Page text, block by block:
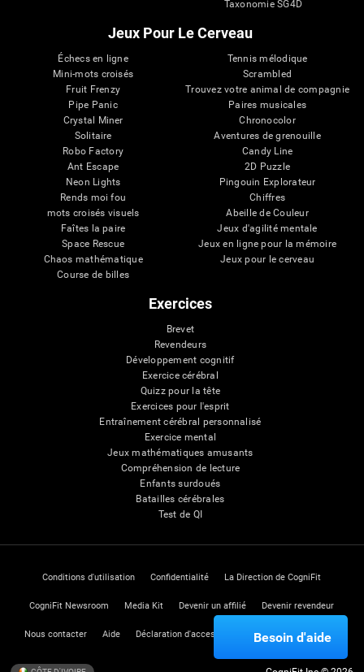
Taxonomie SG4D
Jeux Pour Le Cerveau
Échecs en ligne
Mini-mots croisés
Fruit Frenzy
Pipe Panic
Crystal Miner
Solitaire
Robo Factory
Ant Escape
Neon Lights
Rends moi fou
mots croisés visuels
Faîtes la paire
Space Rescue
Chaos mathématique
Course de billes
Tennis mélodique
Scrambled
Trouvez votre animal de compagnie
Paires musicales
Chronocolor
Aventures de grenouille
Candy Line
2D Puzzle
Pingouin Explorateur
Chiffres
Abeille de Couleur
Jeux d'agilité mentale
Jeux en ligne pour la mémoire
Jeux pour le cerveau
Exercices
Brevet
Revendeurs
Développement cognitif
Exercice cérébral
Quizz pour la tête
Exercices pour l'esprit
Entraînement cérébral personnalisé
Exercice mental
Jeux mathématiques amusants
Compréhension de lecture
Enfants surdoués
Batailles cérébrales
Test de QI
Conditions d'utilisation Confidentialité La Direction de CogniFit
CogniFit Newsroom Media Kit Devenir un affilié Devenir revendeur
Nous contacter Aide Déclaration d'accessibilité Centre de Confiance
Besoin d'aide